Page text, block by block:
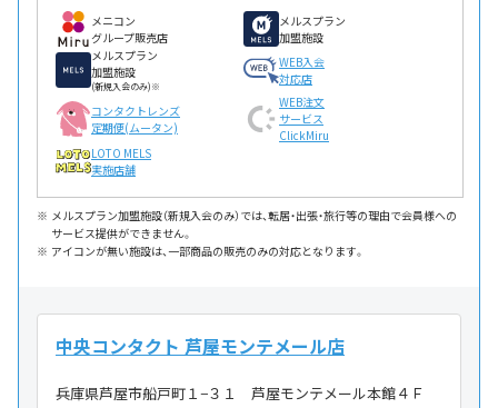
メニコン
グループ販売店
メルスプラン
加盟施設
メルスプラン
加盟施設
(新規入会のみ)※
WEB入会
対応店
コンタクトレンズ
定期便(ムータン)
WEB注文
サービス
ClickMiru
LOTO MELS
実施店舗
メルスプラン加盟施設（新規入会のみ）では、転居・出張・旅行等の理由で会員様への
サービス提供ができません。
アイコンが無い施設は、一部商品の販売のみの対応となります。
中央コンタクト 芦屋モンテメール店
兵庫県芦屋市船戸町１−３１ 芦屋モンテメール本館４Ｆ